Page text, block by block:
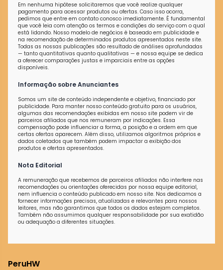
Em nenhuma hipótese solicitaremos que você realize qualquer
pagamento para acessar produtos ou ofertas. Caso isso ocorra,
pedimos que entre em contato conosco imediatamente. É fundamental
que você leia com atenção os termos e condições do serviço com o qual
está lidando. Nosso modelo de negócios é baseado em publicidade e
na recomendação de determinados produtos apresentados neste site.
Todas as nossas publicações são resultado de análises aprofundadas
— tanto quantitativas quanto qualitativas — e nossa equipe se dedica
a oferecer comparações justas e imparciais entre as opções
disponíveis.
Informação sobre Anunciantes
Somos um site de conteúdo independente e objetivo, financiado por
publicidade. Para manter nosso conteúdo gratuito para os usuários,
algumas das recomendações exibidas em nosso site podem vir de
parceiros afiliados que nos remuneram por indicações. Essa
compensação pode influenciar a forma, a posição e a ordem em que
certas ofertas aparecem. Além disso, utilizamos algoritmos próprios e
dados coletados que também podem impactar a exibição dos
produtos e ofertas apresentados.
Nota Editorial
A remuneração que recebemos de parceiros afiliados não interfere nas
recomendações ou orientações oferecidas por nossa equipe editorial,
nem influencia o conteúdo publicado em nosso site. Nos dedicamos a
fornecer informações precisas, atualizadas e relevantes para nossos
leitores, mas não garantimos que todos os dados estejam completos.
Também não assumimos qualquer responsabilidade por sua exatidão
ou adequação a diferentes situações.
PeruHW